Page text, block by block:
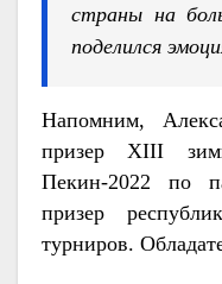
страны на
поделился
Напомним,
призер XIII
Пекин-2022 по
призер
турниров.